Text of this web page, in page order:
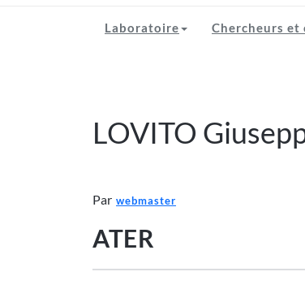
Laboratoire Chercheurs et
LOVITO
Par webmaster
ATER